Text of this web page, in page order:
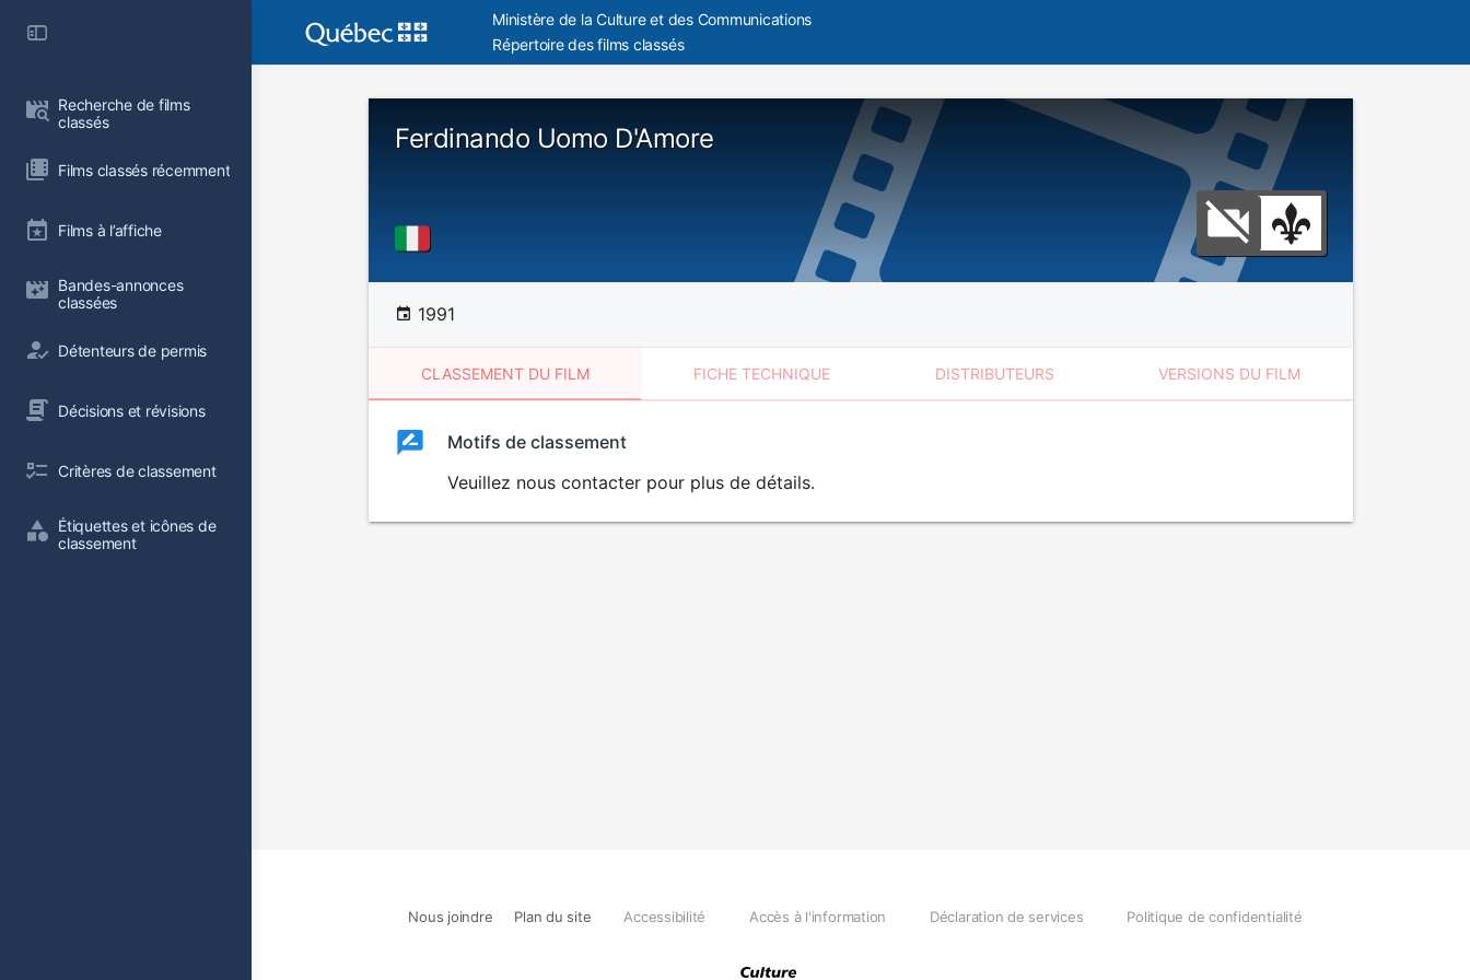
Recherche de films
classés
Films classés récemment
Films à l’affiche
Bandes-annonces
classées
Détenteurs de permis
Décisions et révisions
Critères de classement
Étiquettes et icônes de
classement
Ministère de la Culture et des Communications
Répertoire des films classés
Ferdinando Uomo D'Amore
1991
CLASSEMENT DU FILM FICHE TECHNIQUE DISTRIBUTEURS VERSIONS DU FILM
ClassementClassement
Motifs de classement
Veuillez nous contacter pour plus de détails.
Nous joindre Plan du site Accessibilité Accès à l'information Déclaration de services Politique de confidentialité